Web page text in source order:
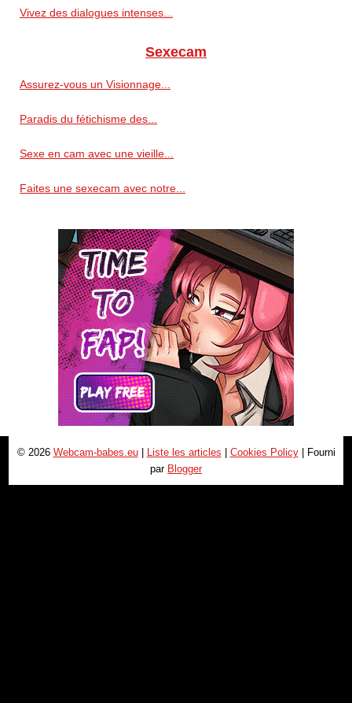
Vivez des dialogues intenses...
Sexecam
Assurez-vous un Visionnage...
Paradis du fétichisme des...
Sexe en cam avec une vieille...
Faites une sexecam avec notre...
© 2026 Webcam-babes.eu| Liste les articles Cookies Policy| Fourni
par Blogger